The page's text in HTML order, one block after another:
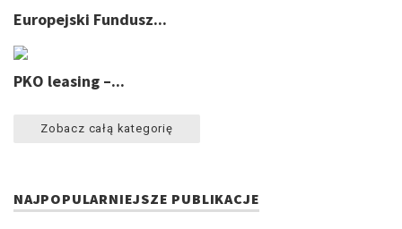
Europejski Fundusz...
PKO leasing –...
Zobacz całą kategorię
NAJPOPULARNIEJSZE PUBLIKACJE